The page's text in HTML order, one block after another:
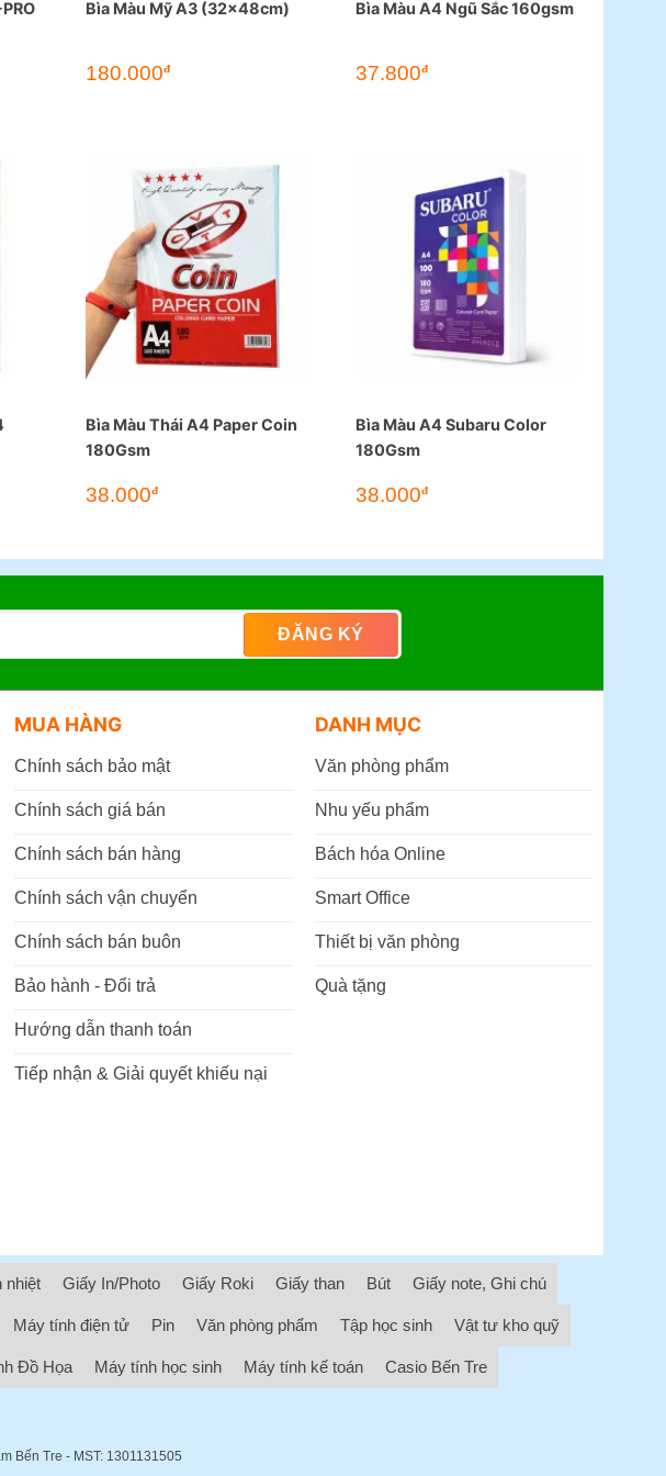
Bìa Màu Mỹ A3 (32x48cm)
180.000đ
Bìa Màu A4 Ngũ Sắc 160gsm
37.800đ
Bìa Màu Thái A4 Paper Coin
180Gsm
38.000đ
Bìa Màu A4 Subaru Color
180Gsm
38.000đ
MUA HÀNG
Chính sách bảo mật
Chính sách giá bán
Chính sách bán hàng
Chính sách vận chuyển
Chính sách bán buôn
Bảo hành - Đổi trả
Hướng dẫn thanh toán
Tiếp nhận & Giải quyết khiếu nại
DANH MỤC
Văn phòng phẩm
Nhu yếu phẩm
Bách hóa Online
Smart Office
Thiết bị văn phòng
Quà tặng
nhiệt Giấy In/Photo Giấy Roki Giấy than Bút Giấy note, Ghi chú
Máy tính điện tử Pin Văn phòng phẩm Tập học sinh Vật tư kho quỹ
Đồ Họa Máy tính học sinh Máy tính kế toán Casio Bến Tre
Bến Tre - MST: 1301131505